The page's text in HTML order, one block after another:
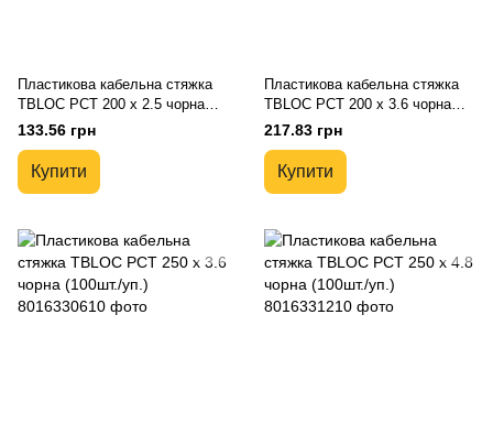
Пластикова кабельна стяжка
TBLOC PCT 200 x 2.5 чорна
(100шт./уп.)
133.56 грн
Купити
Пластикова кабельна стяжка
TBLOC PCT 200 x 3.6 чорна
(100шт./уп.)
217.83 грн
Купити